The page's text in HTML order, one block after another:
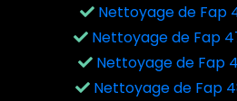
Nettoyage de Fap
Nettoyage de Fap
Nettoyage de Fap
Nettoyage de Fap